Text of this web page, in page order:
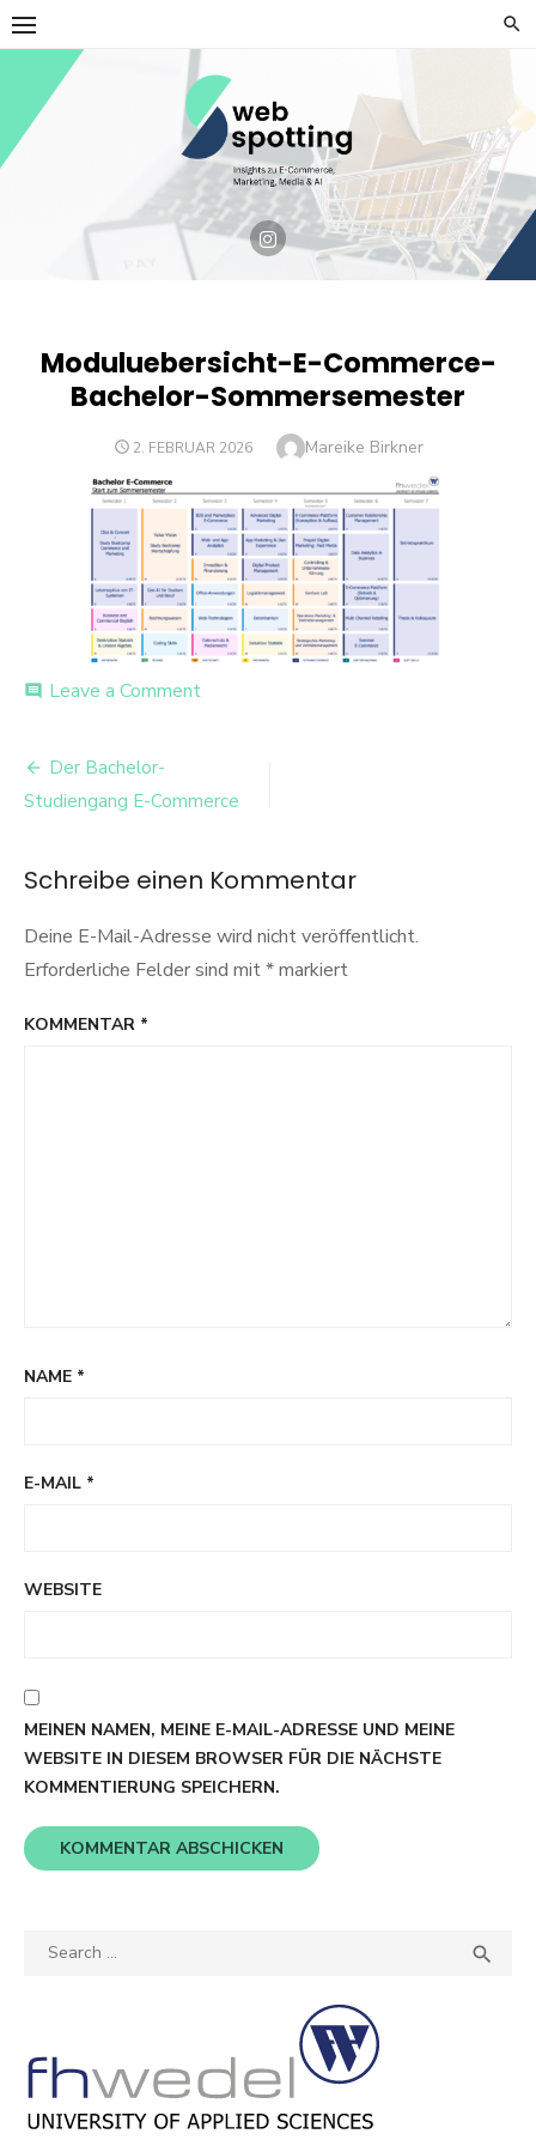
Skip
to
content
Moduluebersicht-E-Commerce-
Bachelor-Sommersemester
POSTED
2. FEBRUAR 2026 Author
Mareike Birkner
comment Leave a Commenton
Sommersemester
Beitrags-
Navigation
Der Bachelor-
Studiengang E-Commerce
Schreibe einen Kommentar
Deine E-Mail-Adresse wird nicht veröffentlicht.
Erforderliche Felder sind mit*markiert
KOMMENTAR *
NAME *
E-MAIL *
WEBSITE
MEINEN NAMEN, MEINE E-MAIL-ADRESSE UND MEINE
WEBSITE IN DIESEM BROWSER FÜR DIE NÄCHSTE
KOMMENTIERUNG SPEICHERN.
Search
